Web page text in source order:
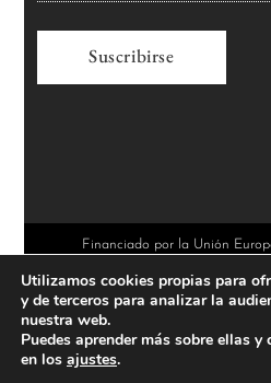
n
a
t
Financiado por la Unión
Utilizamos cookies propias para
y de terceros para analizar la
nuestra web.
Puedes aprender más sobre ellas
en los ajustes.